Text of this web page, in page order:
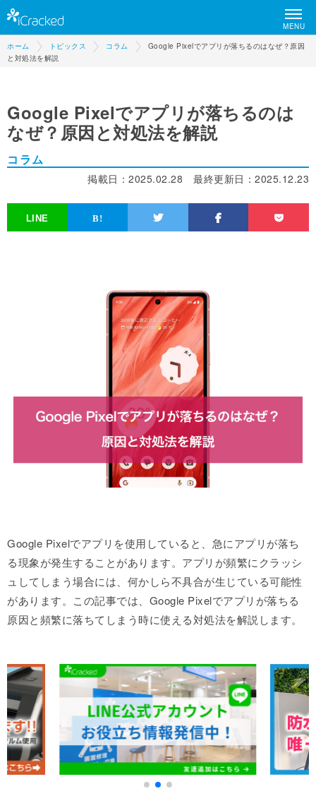
MENU
ホーム トピックス コラム
Google Pixelでアプリが落ちるのはなぜ？原因
と対処法を解説
Google Pixelでアプリが落ちるのは
なぜ？原因と対処法を解説
コラム
最終更新日： 2025.12.23
掲載日： 2025.02.28
Google Pixelでアプリを使用していると、急にアプリが落ち
る現象が発生することがあります。アプリが頻繁にクラッシ
ュしてしまう場合には、何かしら不具合が生じている可能性
があります。この記事では、Google Pixelでアプリが落ちる
原因と頻繁に落ちてしまう時に使える対処法を解説します。